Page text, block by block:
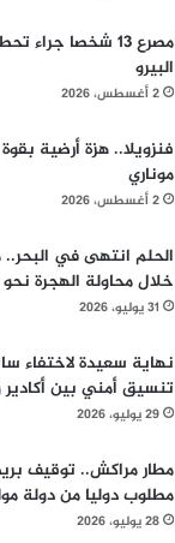
مصرع 13 شخصا
البيرو
2 أغسطس، 2026
موناري
2 أغسطس، 2026
الحلم انتهى في
خلال محاولة الهجرة
31 يوليو، 2026
نهاية سعيدة لاختفاء
تنسيق أمني بين
29 يوليو، 2026
مطار مراكش.. توقيف
مطلوب دوليا من دولة
28 يوليو، 2026